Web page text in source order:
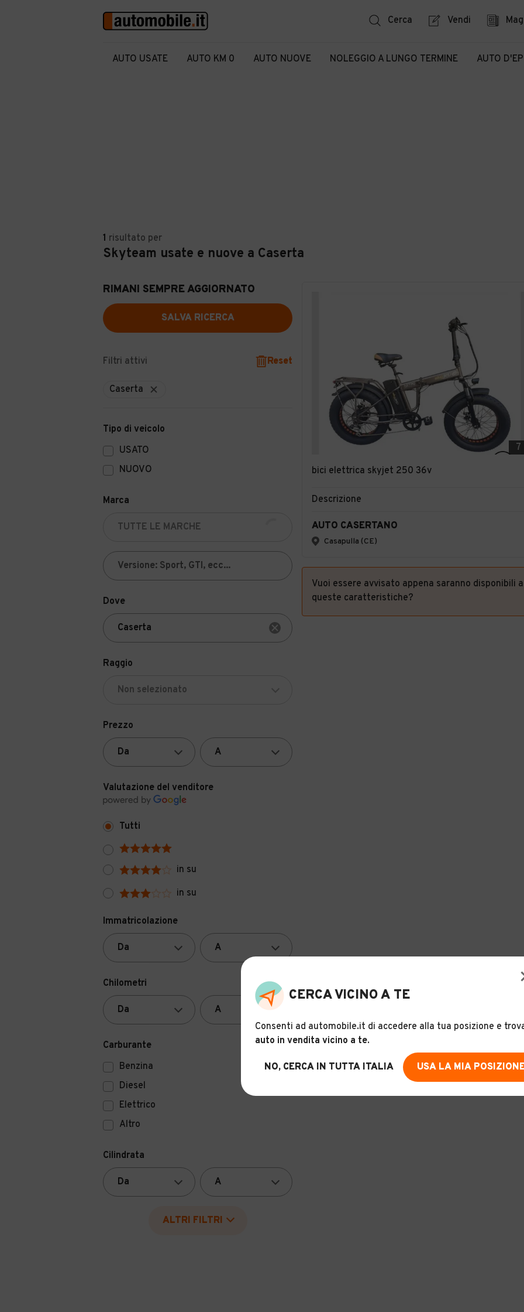
Cerca Vendi
AUTO USATE AUTO KM 0 AUTO NUOVE NOLEGGIO A LUNGO TERMINE AUTO
1 risultato per
Skyteam usate e nuove a Caserta
RIMANI SEMPRE AGGIORNATO
SALVA RICERCA
Filtri attivi Reset
Caserta
Tipo di veicolo
USATO
NUOVO
Marca
Dove
Raggio
Prezzo
Valutazione del venditore
Tutti
in su
in su
Immatricolazione
Chilometri
Carburante
Benzina
Diesel
Elettrico
Altro
Cilindrata
ALTRI FILTRI
7
bici elettrica skyjet 250 36v
Descrizione
AUTO CASERTANO
Casapulla (CE)
Vuoi essere avvisato appena saranno disponibili
queste caratteristiche?
CERCA VICINO A TE
Consenti ad automobile.it di accedere alla tua posizione e
auto in vendita vicino a te.
NO, CERCA IN TUTTA ITALIA USA LA MIA